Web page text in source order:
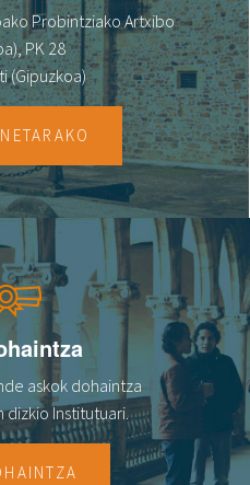
Probintziako Artxibo
PK 28
(Gipuzkoa)
askok dohaintza
dizkio Institutuari.